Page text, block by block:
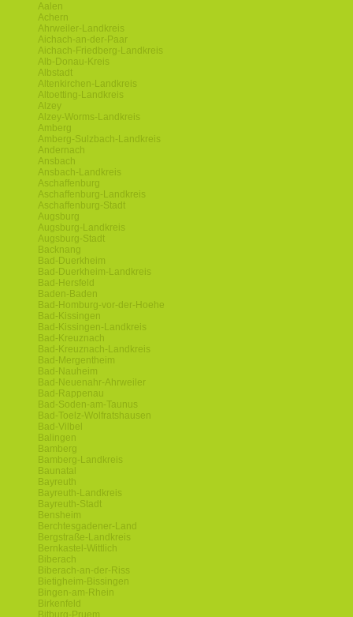
Aalen
Achern
Ahrweiler-Landkreis
Aichach-an-der-Paar
Aichach-Friedberg-Landkreis
Alb-Donau-Kreis
Albstadt
Altenkirchen-Landkreis
Altoetting-Landkreis
Alzey
Alzey-Worms-Landkreis
Amberg
Amberg-Sulzbach-Landkreis
Andernach
Ansbach
Ansbach-Landkreis
Aschaffenburg
Aschaffenburg-Landkreis
Aschaffenburg-Stadt
Augsburg
Augsburg-Landkreis
Augsburg-Stadt
Backnang
Bad-Duerkheim
Bad-Duerkheim-Landkreis
Bad-Hersfeld
Baden-Baden
Bad-Homburg-vor-der-Hoehe
Bad-Kissingen
Bad-Kissingen-Landkreis
Bad-Kreuznach
Bad-Kreuznach-Landkreis
Bad-Mergentheim
Bad-Nauheim
Bad-Neuenahr-Ahrweiler
Bad-Rappenau
Bad-Soden-am-Taunus
Bad-Toelz-Wolfratshausen
Bad-Vilbel
Balingen
Bamberg
Bamberg-Landkreis
Baunatal
Bayreuth
Bayreuth-Landkreis
Bayreuth-Stadt
Bensheim
Berchtesgadener-Land
Bergstraße-Landkreis
Bernkastel-Wittlich
Biberach
Biberach-an-der-Riss
Bietigheim-Bissingen
Bingen-am-Rhein
Birkenfeld
Bitburg-Pruem